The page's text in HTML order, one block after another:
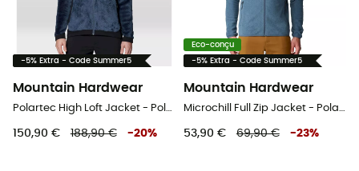
-5% Extra - Code Summer5
Mountain Hardwear
Polartec High Loft Jacket - Polaire homme
150,90 € 188,90 € -20%
Eco-conçu
-5% Extra - Code Summer5
Mountain Hardwear
Microchill Full Zip Jacket - Polaire homme
53,90 € 69,90 € -23%